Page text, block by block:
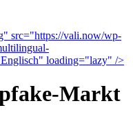
src="https://vali.now/wp-
loading="lazy" />
Markt